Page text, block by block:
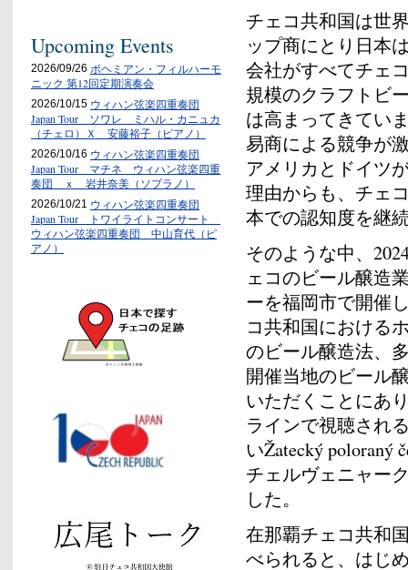
チェコ共和国は世
ップ商にとり日本
会社がすべてチェ
規模のクラフトビ
は高まってきてい
易商による競争が
アメリカとドイツ
理由からも、チェ
本での認知度を継
そのような中、
ェコのビール醸造
ーを福岡市で開催
コ共和国における
のビール醸造法、
開催当地のビール
いただくことにあ
ラインで視聴され
いŽatecký poloraný
チェルヴェニャー
した。
在那覇チェコ共和
べられると、はじ
Upcoming Events
2026/09/26 ボヘミアン・フィルハーモ
ニック 第12回定期演奏会
2026/10/15 ウィハン弦楽四重奏団
Japan Tour ソワレ ミハル・カニュカ
（チェロ）Ｘ 安藤裕子（ピアノ）
2026/10/16 ウィハン弦楽四重奏団
Japan Tour マチネ ウィハン弦楽四重
奏団 ｘ 岩井奈美（ソプラノ）
2026/10/21 ウィハン弦楽四重奏団
Japan Tour トワイライトコンサート
ウィハン弦楽四重奏団 中山育代（ピ
アノ）